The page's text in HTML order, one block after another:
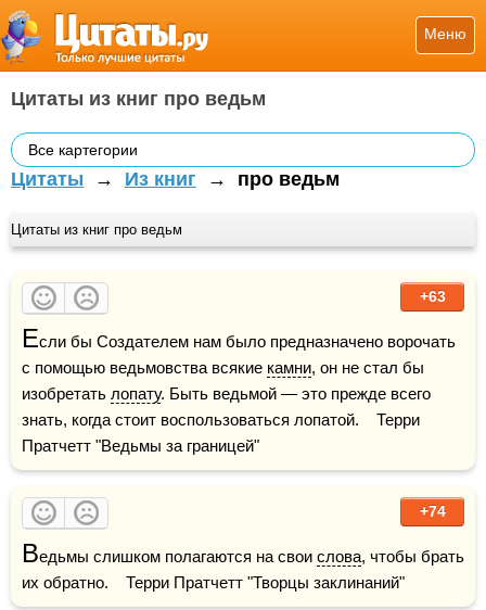
Меню
Цитаты из книг про ведьм
Все картегории
Цитаты → Из книг → про ведьм
Цитаты из книг про ведьм
+63
Если бы Создателем нам было предназначено ворочать
с помощью ведьмовства всякие камни, он не стал бы
изобретать лопату. Быть ведьмой — это прежде всего
знать, когда стоит воспользоваться лопатой.    Терри
Пратчетт "Ведьмы за границей"
+74
Ведьмы слишком полагаются на свои слова, чтобы брать
их обратно.    Терри Пратчетт "Творцы заклинаний"